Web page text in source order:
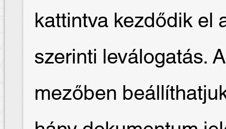
kattintva kezdődik el
szerinti leválogatás.
mezőben